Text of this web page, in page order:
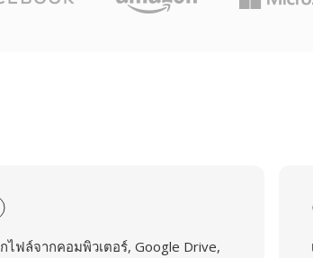
กไฟล์จากคอมพิวเตอร์, Google Drive,